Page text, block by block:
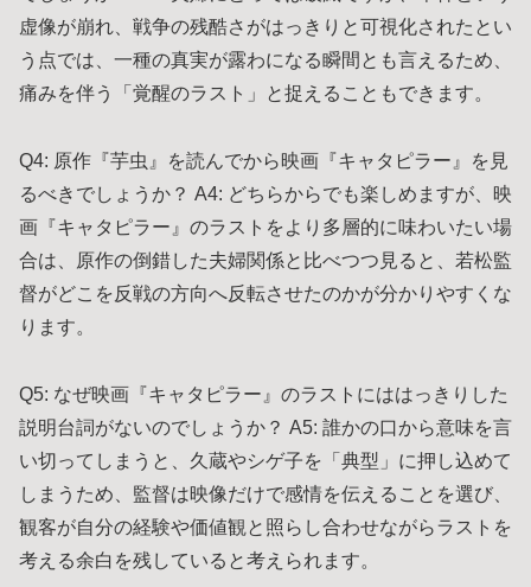
虚像が崩れ、戦争の残酷さがはっきりと可視化されたとい
う点では、一種の真実が露わになる瞬間とも言えるため、
痛みを伴う「覚醒のラスト」と捉えることもできます。
Q4: 原作『芋虫』を読んでから映画『キャタピラー』を見
るべきでしょうか？ A4: どちらからでも楽しめますが、映
画『キャタピラー』のラストをより多層的に味わいたい場
合は、原作の倒錯した夫婦関係と比べつつ見ると、若松監
督がどこを反戦の方向へ反転させたのかが分かりやすくな
ります。
Q5: なぜ映画『キャタピラー』のラストにははっきりした
説明台詞がないのでしょうか？ A5: 誰かの口から意味を言
い切ってしまうと、久蔵やシゲ子を「典型」に押し込めて
しまうため、監督は映像だけで感情を伝えることを選び、
観客が自分の経験や価値観と照らし合わせながらラストを
考える余白を残していると考えられます。